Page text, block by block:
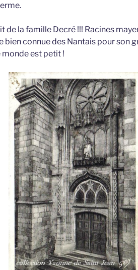
de la famille Decré !!! Racines
bien connue des Nantais pour son
monde est petit !